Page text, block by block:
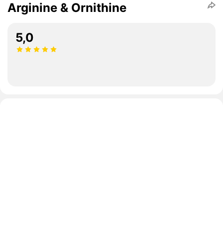
Arginine & Ornithine
5,0